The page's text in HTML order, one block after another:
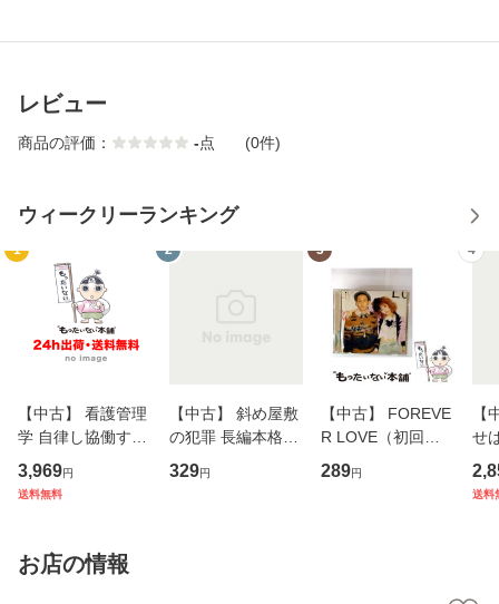
レビュー
商品の評価： -点 (0件)
ウィークリーランキング
1
【中古】 看護管理
学 自律し協働する
専門職の看護マネ
ジメントスキル 改
恵 藤本幸三 / 南江
堂 [単行
3,969円
送料無料
2
【中古】 斜め屋敷
の犯罪 長編本格推
理小説 (光文社文
庫) / 島田荘司 / 光
329円
3
【中古】 FOREVE
R LOVE（初回生
産限定盤） / 清水
翔太×加藤ミリヤ /
289円
4
【
せ
タ
送料
お店の情報